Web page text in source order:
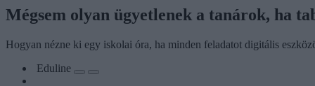
Mégsem olyan ügyetlenek a tanárok, ha
Hogyan nézne ki egy iskolai óra, ha minden feladatot digitális
Eduline